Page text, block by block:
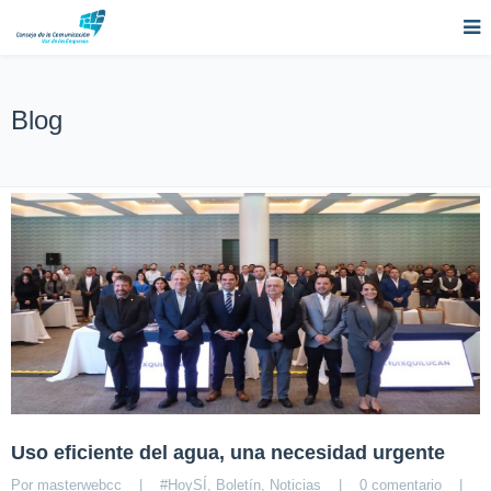
Blog
Uso eficiente del agua, una necesidad urgente
Por masterwebcc | #HoySÍ Boletín Noticias | 0 comentario |